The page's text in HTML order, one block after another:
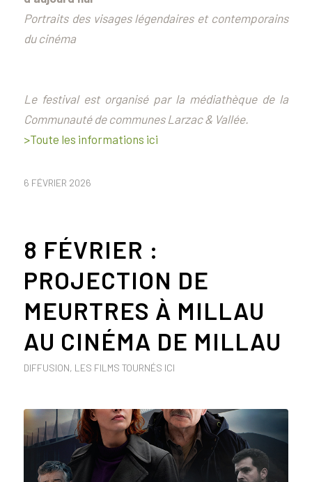
Portraits des visages légendaires et contemporains
du cinéma
Le festival est organisé par la médiathèque de la
Communauté de communes Larzac & Vallée.
>Toute les informations ici
6 FÉVRIER 2026
8 FÉVRIER :
PROJECTION DE
MEURTRES À MILLAU
AU CINÉMA DE MILLAU
DIFFUSION, LES FILMS TOURNÉS ICI